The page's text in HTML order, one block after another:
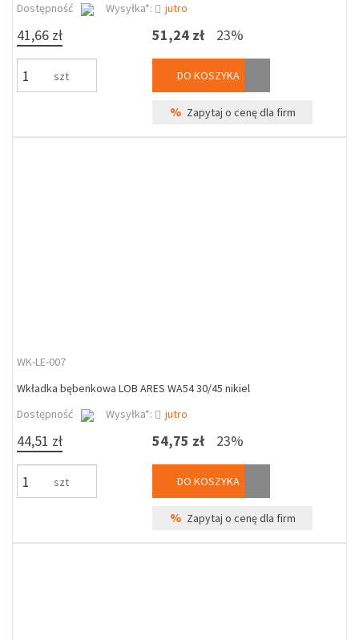
Dostępność
Wysyłka*: jutro
41,66 zł
szt
51,24 zł 23%
DO KOSZYKA
% Zapytaj o cenę dla firm
WK-LE-007
Wkładka bębenkowa LOB ARES WA54 30/45 nikiel
Dostępność
Wysyłka*: jutro
44,51 zł
szt
54,75 zł 23%
DO KOSZYKA
% Zapytaj o cenę dla firm